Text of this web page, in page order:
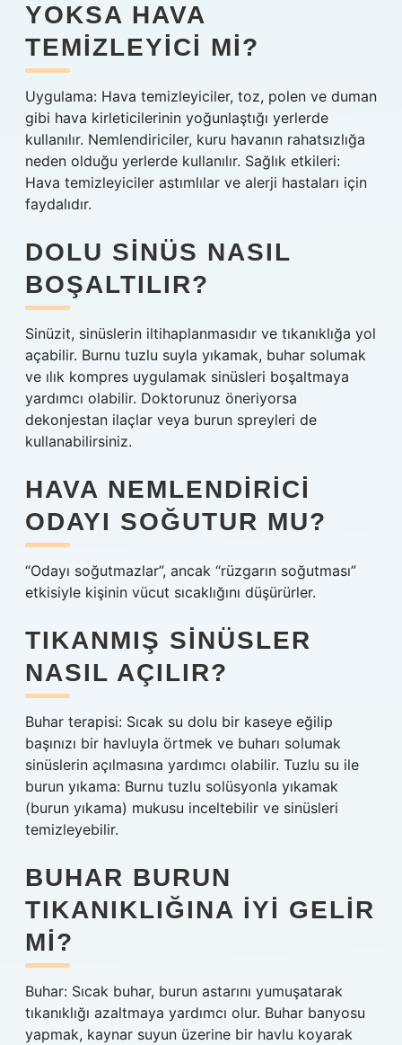
YOKSA HAVA
TEMIZLEYICI MI?
Uygulama: Hava temizleyiciler, toz, polen ve duman
gibi hava kirleticilerinin yoğunlaştığı yerlerde
kullanılır. Nemlendiriciler, kuru havanın rahatsızlığa
neden olduğu yerlerde kullanılır. Sağlık etkileri:
Hava temizleyiciler astımlılar ve alerji hastaları için
faydalıdır.
DOLU SINÜS NASIL
BOŞALTILIR?
Sinüzit, sinüslerin iltihaplanmasıdır ve tıkanıklığa yol
açabilir. Burnu tuzlu suyla yıkamak, buhar solumak
ve ılık kompres uygulamak sinüsleri boşaltmaya
yardımcı olabilir. Doktorunuz öneriyorsa
dekonjestan ilaçlar veya burun spreyleri de
kullanabilirsiniz.
HAVA NEMLENDIRICI
ODAYI SOĞUTUR MU?
“Odayı soğutmazlar”, ancak “rüzgarın soğutması”
etkisiyle kişinin vücut sıcaklığını düşürürler.
TIKANMIŞ SINÜSLER
NASIL AÇILIR?
Buhar terapisi: Sıcak su dolu bir kaseye eğilip
başınızı bir havluyla örtmek ve buharı solumak
sinüslerin açılmasına yardımcı olabilir. Tuzlu su ile
burun yıkama: Burnu tuzlu solüsyonla yıkamak
(burun yıkama) mukusu inceltebilir ve sinüsleri
temizleyebilir.
BUHAR BURUN
TIKANIKLIĞINA IYI GELIR
MI?
Buhar: Sıcak buhar, burun astarını yumuşatarak
tıkanıklığı azaltmaya yardımcı olur. Buhar banyosu
yapmak, kaynar suyun üzerine bir havlu koyarak